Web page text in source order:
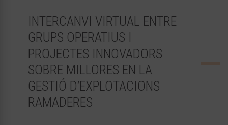
INTERCANVI VIRTUAL ENTRE
GRUPS OPERATIUS I
PROJECTES INNOVADORS
SOBRE MILLORES EN LA
GESTIÓ D’EXPLOTACIONS
RAMADERES